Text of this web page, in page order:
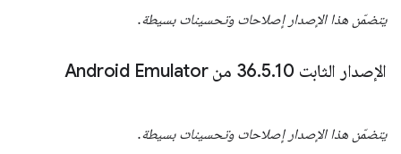
يتضمّن هذا الإصدار إصلاحات وتحسينات بسيطة.
الإصدار الثابت 36 .5.10 من Android Emulator
يتضمّن هذا الإصدار إصلاحات وتحسينات بسيطة.